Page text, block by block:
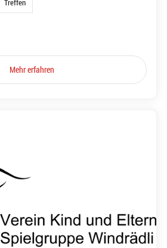
Treffen
Mehr erfahren